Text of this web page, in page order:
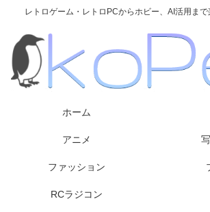
レトロゲーム・レトロPCからホビー、AI活用ま
ホーム
アニメ
ファッション
RCラジコン